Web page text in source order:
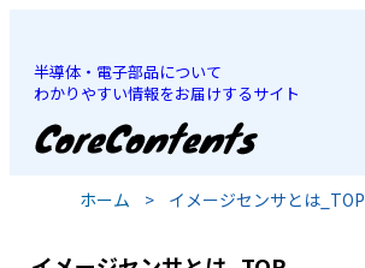
半導体・電子部品について
わかりやすい情報をお届けするサイト
JP
ホーム > イメージセンサとは_TOP